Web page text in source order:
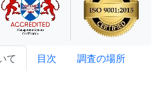
て 目次
調査の場所